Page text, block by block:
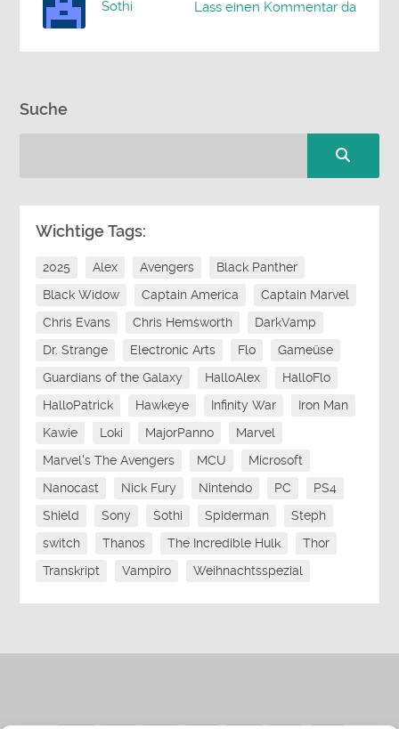
Lass einen Kommentar da
Sothi
Suche
Wichtige Tags:
2025 Alex Avengers
Black Panther
Black Widow
Captain America
Captain Marvel
Chris Evans
Chris Hemsworth
DarkVamp
Dr. Strange
Electronic Arts Flo
Gameüse
Guardians of the Galaxy
HalloAlex
HalloFlo
HalloPatrick
Hawkeye Infinity War
Iron Man
Kawie
Loki MajorPanno
Marvel
Marvel's The Avengers
MCU
Microsoft
Nanocast
Nick Fury Nintendo PC
PS4
Shield
Sony Sothi Spiderman
Steph
switch
Thanos The Incredible Hulk
Thor
Transkript
Vampiro Weihnachtsspezial